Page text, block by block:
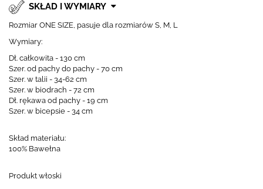
SKŁAD I WYMIARY
Rozmiar ONE SIZE, pasuje dla rozmiarów S, M, L
Wymiary:
Dł. całkowita - 130 cm
Szer. od pachy do pachy - 70 cm
Szer. w talii - 34-62 cm
Szer. w biodrach - 72 cm
Dł. rękawa od pachy - 19 cm
Szer. w bicepsie - 34 cm
Skład materiału:
100% Bawełna
Produkt włoski